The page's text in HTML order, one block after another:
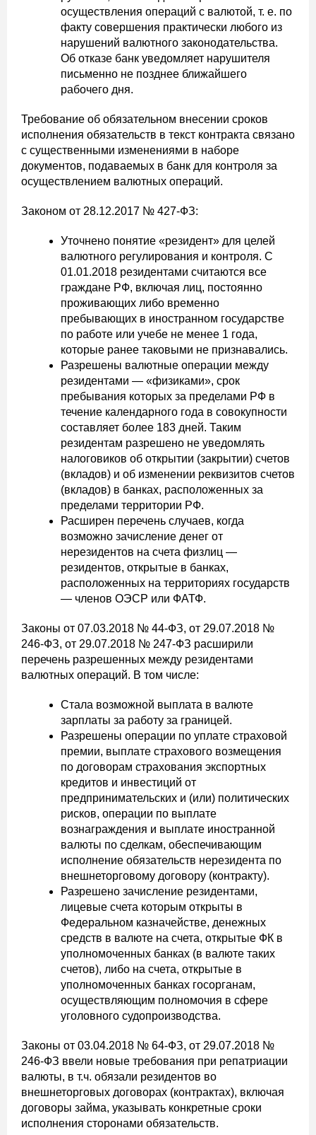
осуществления операций с валютой, т. е. по
факту совершения практически любого из
нарушений валютного законодательства.
Об отказе банк уведомляет нарушителя
письменно не позднее ближайшего
рабочего дня.
Требование об обязательном внесении сроков
исполнения обязательств в текст контракта связано
с существенными изменениями в наборе
документов, подаваемых в банк для контроля за
осуществлением валютных операций.
Законом от 28.12.2017 № 427-ФЗ:
Уточнено понятие «резидент» для целей
валютного регулирования и контроля. С
01.01.2018 резидентами считаются все
граждане РФ, включая лиц, постоянно
проживающих либо временно
пребывающих в иностранном государстве
по работе или учебе не менее 1 года,
которые ранее таковыми не признавались.
Разрешены валютные операции между
резидентами — «физиками», срок
пребывания которых за пределами РФ в
течение календарного года в совокупности
составляет более 183 дней. Таким
резидентам разрешено не уведомлять
налоговиков об открытии (закрытии) счетов
(вкладов) и об изменении реквизитов счетов
(вкладов) в банках, расположенных за
пределами территории РФ.
Расширен перечень случаев, когда
возможно зачисление денег от
нерезидентов на счета физлиц —
резидентов, открытые в банках,
расположенных на территориях государств
— членов ОЭСР или ФАТФ.
Законы от 07.03.2018 № 44-ФЗ, от 29.07.2018 №
246-ФЗ, от 29.07.2018 № 247-ФЗ расширили
перечень разрешенных между резидентами
валютных операций. В том числе:
Стала возможной выплата в валюте
зарплаты за работу за границей.
Разрешены операции по уплате страховой
премии, выплате страхового возмещения
по договорам страхования экспортных
кредитов и инвестиций от
предпринимательских и (или) политических
рисков, операции по выплате
вознаграждения и выплате иностранной
валюты по сделкам, обеспечивающим
исполнение обязательств нерезидента по
внешнеторговому договору (контракту).
Разрешено зачисление резидентами,
лицевые счета которым открыты в
Федеральном казначействе, денежных
средств в валюте на счета, открытые ФК в
уполномоченных банках (в валюте таких
счетов), либо на счета, открытые в
уполномоченных банках госорганам,
осуществляющим полномочия в сфере
уголовного судопроизводства.
Законы от 03.04.2018 № 64-ФЗ, от 29.07.2018 №
246-ФЗ ввели новые требования при репатриации
валюты, в т.ч. обязали резидентов во
внешнеторговых договорах (контрактах), включая
договоры займа, указывать конкретные сроки
исполнения сторонами обязательств.